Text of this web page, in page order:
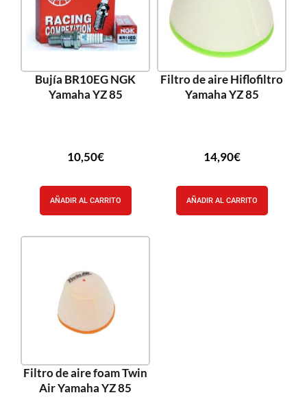
Bujía BR10EG NGK
Yamaha YZ 85
10,50€
AÑADIR AL CARRITO
Filtro de aire Hiflofiltro
Yamaha YZ 85
14,90€
AÑADIR AL CARRITO
Filtro de aire foam Twin
Air Yamaha YZ 85